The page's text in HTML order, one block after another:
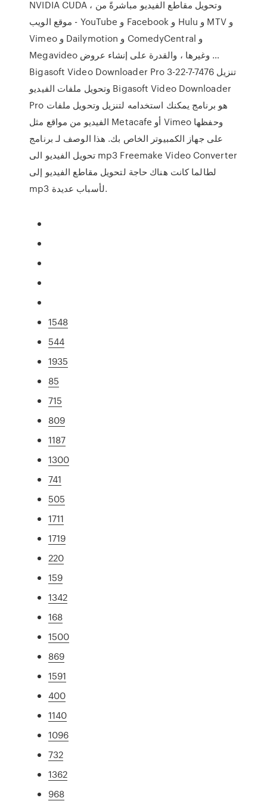
NVIDIA CUDA ، وتحويل مقاطع الفيديو مباشرةً من
موقع الويب - YouTube و Facebook و Hulu و MTV و
Vimeo و Dailymotion و ComedyCentral و
Megavideo وغيرها ، والقدرة على إنشاء عروض …
Bigasoft Video Downloader Pro 3-22-7-7476 تنزيل
وتحويل ملفات الفيديو Bigasoft Video Downloader
Pro هو برنامج يمكنك استخدامه لتنزيل وتحويل ملفات
الفيديو من مواقع مثل Metacafe أو Vimeo وحفظها
على جهاز الكمبيوتر الخاص بك. هذا الوصف لـ برنامج
تحويل الفيديو الى mp3 Freemake Video Converter
لطالما كانت هناك حاجة لتحويل مقاطع الفيديو إلى
mp3 لأسباب عديدة.
1548
544
1935
85
715
809
1187
1300
741
505
1711
1719
220
159
1342
168
1500
869
1591
400
1140
1096
732
1362
968